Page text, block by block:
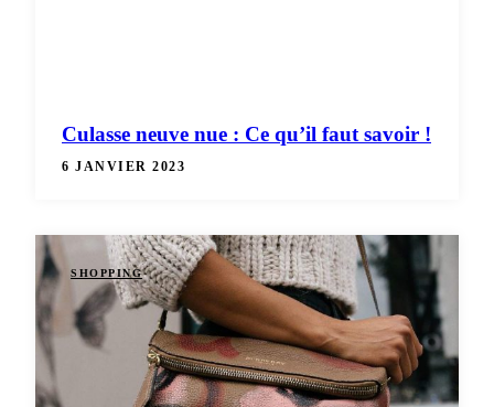
Culasse neuve nue : Ce qu’il faut savoir !
6 JANVIER 2023
SHOPPING